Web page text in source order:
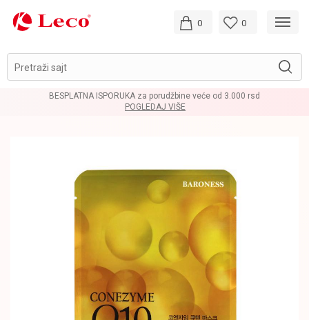
Pretraži sajt
0 0
BESPLATNA ISPORUKA za porudžbine veće od 3.000 rsd
POGLEDAJ VIŠE